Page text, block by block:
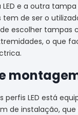
e a outra
tem de ser o
escolher tampas
o que
perfis LED está
de instalação,